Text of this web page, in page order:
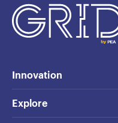
Innovation
Explore